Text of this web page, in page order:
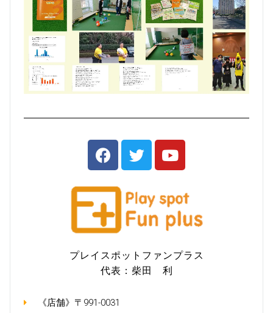
プレイスポットファンプラス
代表：柴田 利
《店舗》〒991-0031